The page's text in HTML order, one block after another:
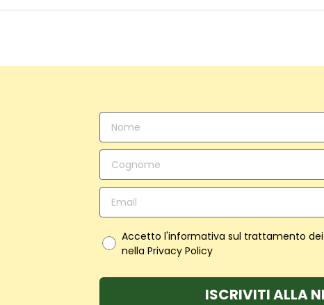
Accetto l'informativa sul trattamento
nella Privacy Policy
ISCRIVITI ALLA